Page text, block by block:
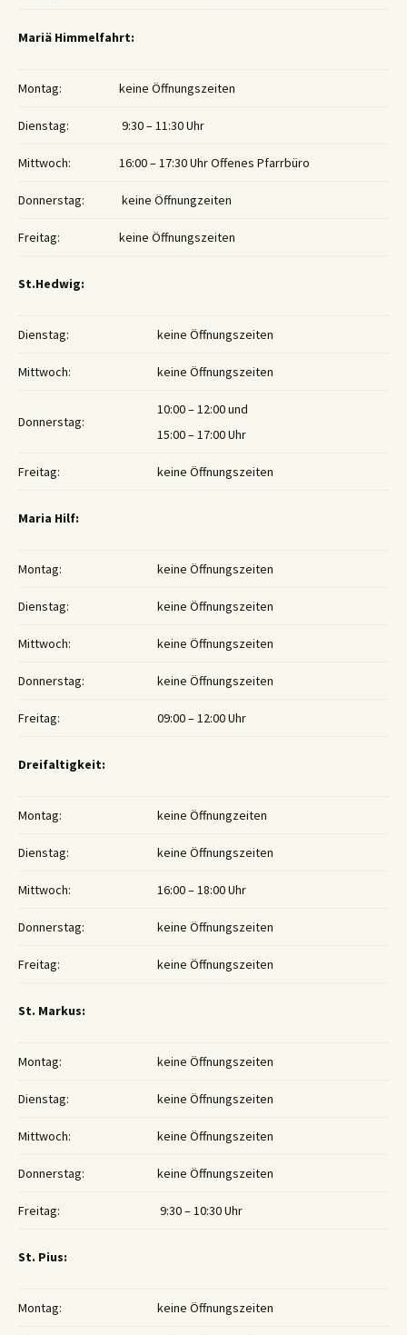
Mariä Himmelfahrt:
Montag: keine Öffnungszeiten
Dienstag: 9:30 – 11:30 Uhr
Mittwoch: 16:00 – 17:30 Uhr Offenes Pfarrbüro
Donnerstag: keine Öffnungzeiten
Freitag: keine Öffnungszeiten
St.Hedwig:
Dienstag: keine Öffnungszeiten
Mittwoch: keine Öffnungszeiten
Donnerstag:
10:00 – 12:00 und
15:00 – 17:00 Uhr
Freitag: keine Öffnungszeiten
Maria Hilf:
Montag: keine Öffnungszeiten
Dienstag: keine Öffnungszeiten
Mittwoch: keine Öffnungszeiten
Donnerstag: keine Öffnungszeiten
Freitag: 09:00 – 12:00 Uhr
Dreifaltigkeit:
Montag: keine Öffnungzeiten
Dienstag: keine Öffnungszeiten
Mittwoch: 16:00 – 18:00 Uhr
Donnerstag: keine Öffnungszeiten
Freitag: keine Öffnungszeiten
St. Markus:
Montag: keine Öffnungszeiten
Dienstag: keine Öffnungszeiten
Mittwoch: keine Öffnungszeiten
Donnerstag: keine Öffnungszeiten
Freitag: 9:30 – 10:30 Uhr
St. Pius:
Montag: keine Öffnungszeiten